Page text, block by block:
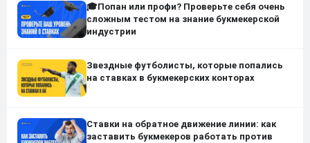
🎓Попан или профи? Проверьте себя очень
сложным тестом на знание букмекерской
индустрии
Звездные футболисты, которые попались
на ставках в букмекерских конторах
Ставки на обратное движение линии: как
заставить букмекеров работать против